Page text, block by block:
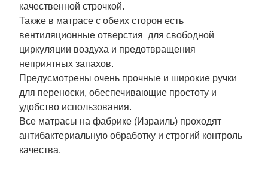
качественной строчкой.
Также в матрасе с обеих сторон есть
вентиляционные отверстия для свободной
циркуляции воздуха и предотвращения
неприятных запахов.
Предусмотрены очень прочные и широкие ручки
для переноски, обеспечивающие простоту и
удобство использования.
Все матрасы на фабрике (Израиль) проходят
антибактериальную обработку и строгий контроль
качества.